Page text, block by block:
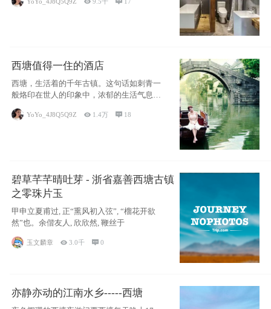
西塘值得一住的酒店
西塘，生活着的千年古镇。这句话如刺青一
般烙印在世人的印象中，浓郁的生活气息，
小桥流水
YoYo_4J8Q5Q9Z  1.4万  18
碧草芊芊晴吐芽 - 浙省嘉善西塘古镇
之零珠片玉
甲申立夏甫过, 正“熏风初入弦”, “榴花开欲
然”也。余偕友人, 欣欣然, 鞭丝于
玉文麟章  3.0千 0
亦静亦动的江南水乡-----西塘